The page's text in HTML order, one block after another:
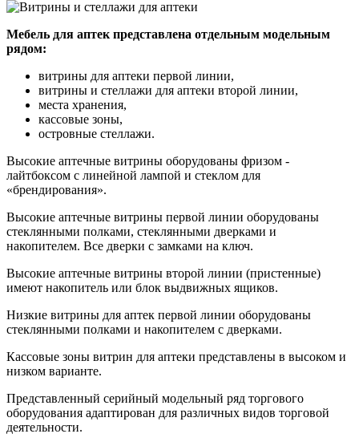
Мебель для аптек представлена отдельным модельным
рядом:
витрины для аптеки первой линии,
витрины и стеллажи для аптеки второй линии,
места хранения,
кассовые зоны,
островные стеллажи.
Высокие аптечные витрины оборудованы фризом -
лайтбоксом с линейной лампой и стеклом для
«брендирования».
Высокие аптечные витрины первой линии оборудованы
стеклянными полками, стеклянными дверками и
накопителем. Все дверки с замками на ключ.
Высокие аптечные витрины второй линии (пристенные)
имеют накопитель или блок выдвижных ящиков.
Низкие витрины для аптек первой линии оборудованы
стеклянными полками и накопителем с дверками.
Кассовые зоны витрин для аптеки представлены в высоком и
низком варианте.
Представленный серийный модельный ряд торгового
оборудования адаптирован для различных видов торговой
деятельности.